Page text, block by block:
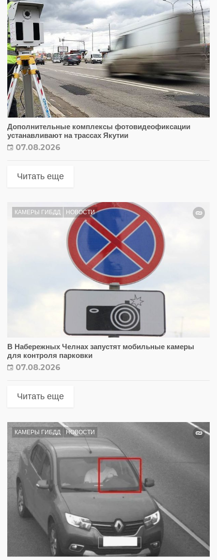
Дополнительные комплексы фотовидеофиксации
устанавливают на трассах Якутии
07.08.2026
Читать еще
КАМЕРЫ ГИБДД НОВОСТИ
В Набережных Челнах запустят мобильные камеры
для контроля парковки
07.08.2026
Читать еще
КАМЕРЫ ГИБДД НОВОСТИ